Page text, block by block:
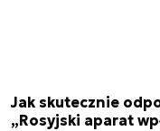
Jak skutecznie
„Rosyjski aparat